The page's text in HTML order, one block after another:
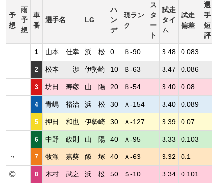
予
想
雨
予
想
車
番
選手名 LG
ハ
ン
デ
現ラン
ク
ス
タ
ー
ト
試走
タイ
ム
試走
偏差
選
手
短
評
1 山本 佳幸 浜 松 0 Ｂ-90 3.48 0.083
2 松本 渉 伊勢崎 10 Ｂ-63 3.47 0.086
3 坊田 寿彦 山 陽 20 Ｂ-54 3.40 0.08
4 青嶋 裕治 浜 松 30 Ａ-154 3.40 0.089
5 押田 和也 伊勢崎 30 Ａ-127 3.39 0.07
6 中野 政則 山 陽 40 Ａ-95 3.33 0.103
○ 7 牧瀬 嘉葵 飯 塚 40 Ａ-63 3.32 0.1
◎ 8 木村 武之 浜 松 50 Ｓ-10 3.34 0.101